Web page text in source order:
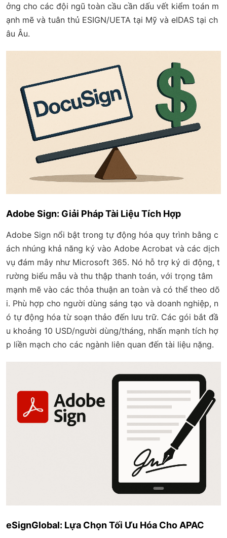
ởng cho các đội ngũ toàn cầu cần dấu vết kiểm toán m
ạnh mẽ và tuân thủ ESIGN/UETA tại Mỹ và eIDAS tại ch
âu Âu.
Adobe Sign: Giải Pháp Tài Liệu Tích Hợp
Adobe Sign nổi bật trong tự động hóa quy trình bằng c
ách nhúng khả năng ký vào Adobe Acrobat và các dịch
vụ đám mây như Microsoft 365. Nó hỗ trợ ký di động, t
rường biểu mẫu và thu thập thanh toán, với trọng tâm
mạnh mẽ vào các thỏa thuận an toàn và có thể theo dõ
i. Phù hợp cho người dùng sáng tạo và doanh nghiệp, n
ó tự động hóa từ soạn thảo đến lưu trữ. Các gói bắt đầ
u khoảng 10 USD/người dùng/tháng, nhấn mạnh tích hợ
p liền mạch cho các ngành liên quan đến tài liệu nặng.
eSignGlobal: Lựa Chọn Tối Ưu Hóa Cho APAC